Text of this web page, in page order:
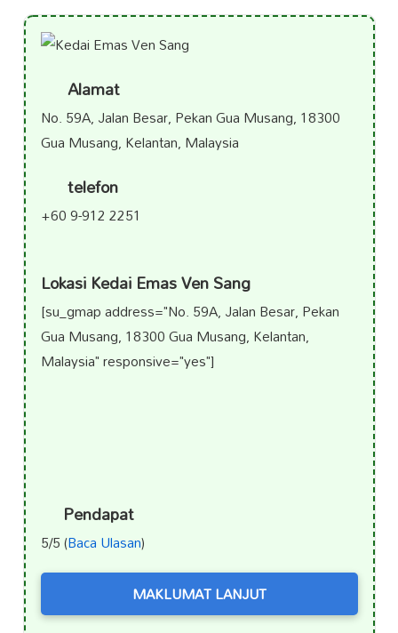
Alamat
No. 59A, Jalan Besar, Pekan Gua Musang, 18300
Gua Musang, Kelantan, Malaysia
telefon
+60 9-912 2251
Lokasi Kedai Emas Ven Sang
[su_gmap address="No. 59A, Jalan Besar, Pekan
Gua Musang, 18300 Gua Musang, Kelantan,
Malaysia" responsive="yes"]
Pendapat
5/5 (Baca Ulasan)
MAKLUMAT LANJUT